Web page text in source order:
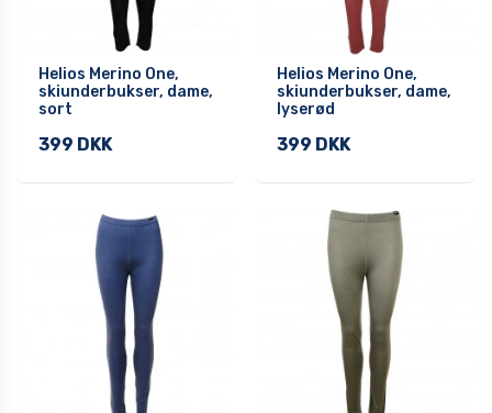
Helios Merino One,
skiunderbukser, dame,
sort
399 DKK
Helios Merino One,
skiunderbukser, dame,
lyserød
399 DKK